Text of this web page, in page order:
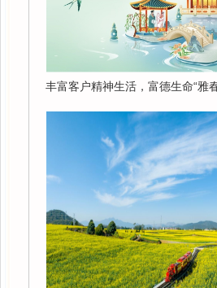
丰富客户精神生活，富德生命“雅